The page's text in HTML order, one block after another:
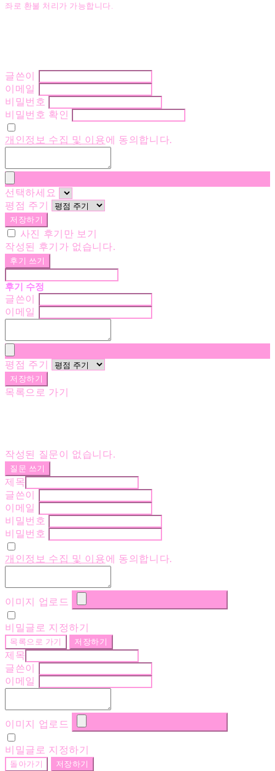
좌로 환불 처리가 가능합니다.
글쓴이
이메일
비밀번호
비밀번호 확인
개인정보 수집 및 이용에 동의합니다.
선택하세요
평점 주기
저장하기
사진 후기만 보기
작성된 후기가 없습니다.
후기 쓰기
후기 수정
글쓴이
이메일
평점 주기
저장하기
목록으로 가기
작성된 질문이 없습니다.
질문 쓰기
제목
글쓴이
이메일
비밀번호
비밀번호
개인정보 수집 및 이용에 동의합니다.
이미지 업로드
비밀글로 지정하기
목록으로 가기 저장하기
제목
글쓴이
이메일
이미지 업로드
비밀글로 지정하기
돌아가기 저장하기